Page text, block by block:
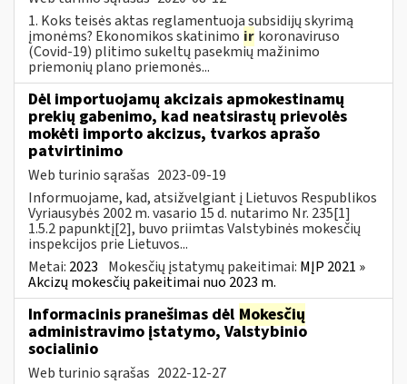
1. Koks teisės aktas reglamentuoja subsidijų skyrimą
įmonėms? Ekonomikos skatinimo ir koronaviruso
(Covid-19) plitimo sukeltų pasekmių mažinimo
priemonių plano priemonės...
Dėl importuojamų akcizais apmokestinamų
prekių gabenimo, kad neatsirastų prievolės
mokėti importo akcizus, tvarkos aprašo
patvirtinimo
Web turinio sąrašas 2023-09-19
Informuojame, kad, atsižvelgiant į Lietuvos Respublikos
Vyriausybės 2002 m. vasario 15 d. nutarimo Nr. 235[1]
1.5.2 papunktį[2], buvo priimtas Valstybinės mokesčių
inspekcijos prie Lietuvos...
Metai: 2023 Mokesčių įstatymų pakeitimai: MĮP 2021 »
Akcizų mokesčių pakeitimai nuo 2023 m.
Informacinis pranešimas dėl Mokesčių
administravimo įstatymo, Valstybinio
socialinio
Web turinio sąrašas 2022-12-27